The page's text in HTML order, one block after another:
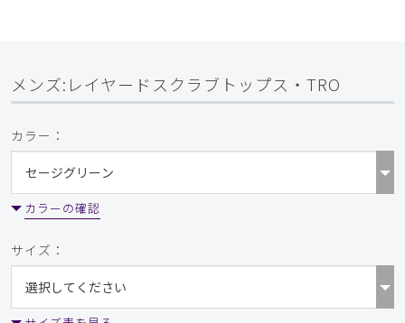
メンズ:レイヤードスクラブトップス・TRO
カラー：
カラーの確認
サイズ：